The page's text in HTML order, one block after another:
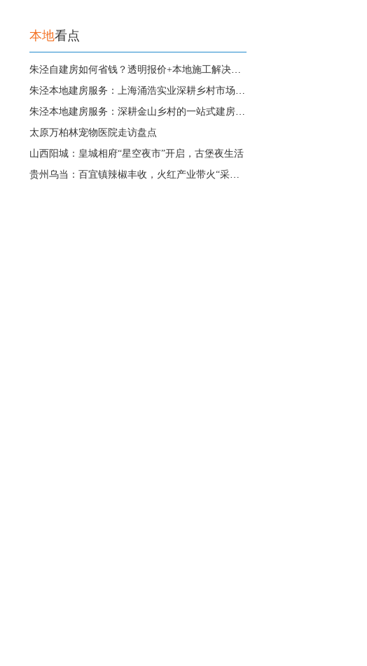
本地看点
朱泾自建房如何省钱？透明报价+本地施工解决成本
朱泾本地建房服务：上海涌浩实业深耕乡村市场的一
朱泾本地建房服务：深耕金山乡村的一站式建房解决
太原万柏林宠物医院走访盘点
山西阳城：皇城相府“星空夜市”开启，古堡夜生活
贵州乌当：百宜镇辣椒丰收，火红产业带火“采摘游